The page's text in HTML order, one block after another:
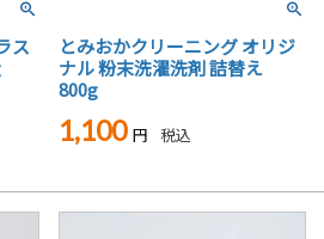
ス
とみおかクリーニング オリジ
ナル 粉末洗濯洗剤 詰替え
800g
1,100 税込